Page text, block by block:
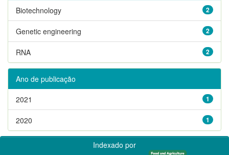
2
Biotechnology
2
Genetic engineering
2
RNA
Ano de publicação
1
2021
1
2020
Indexado por